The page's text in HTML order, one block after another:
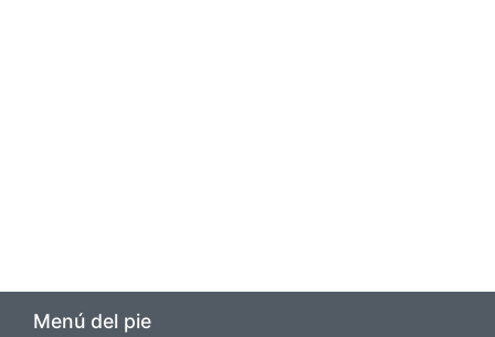
Menú del pie